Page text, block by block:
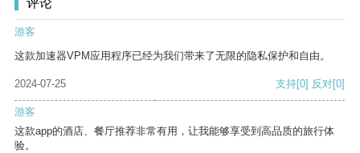
评论
游客
这款加速器VPM应用程序已经为我们带来了无限的隐私保护和自由。
2024-07-25 支持[0] 反对[0]
游客
这款app的酒店、餐厅推荐非常有用，让我能够享受到高品质的旅行体
验。